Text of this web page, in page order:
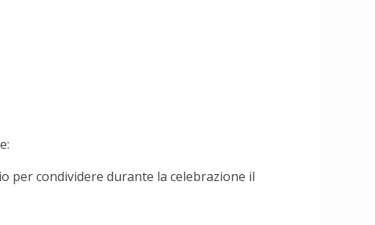
per condividere durante la celebrazione il